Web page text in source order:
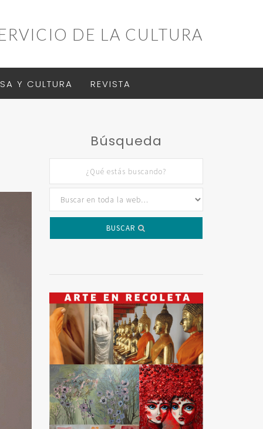
DE LA CULTURA
Y CULTURA REVISTA
Búsqueda
BUSCAR